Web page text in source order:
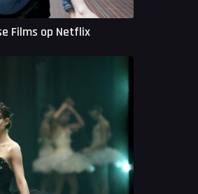
Films op Netflix